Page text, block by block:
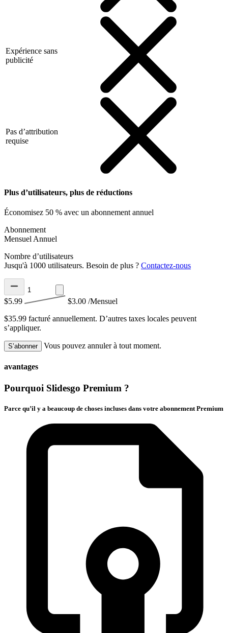
Expérience sans
publicité
Pas d’attribution
requise
Plus d’utilisateurs, plus de réductions
Économisez 50 % avec un abonnement annuel
Abonnement
Mensuel Annuel
Nombre d’utilisateurs
Jusqu'à 1000 utilisateurs. Besoin de plus ? Contactez-nous
$5.99 $3.00 /Mensuel
$35.99 facturé annuellement. D’autres taxes locales peuvent
s’appliquer.
S’abonner Vous pouvez annuler à tout moment.
avantages
Pourquoi Slidesgo Premium ?
Parce qu’il y a beaucoup de choses incluses dans votre abonnement Premium